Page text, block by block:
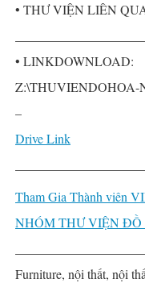
• THƯ VIỆN LIÊN
• LINKDOWNLOAD:
Z:\THUVIENDOHOA-
–
Drive Link
Tham Gia Thành viên
NHÓM THƯ VIỆN ĐỒ
Furniture, nội thất, nội